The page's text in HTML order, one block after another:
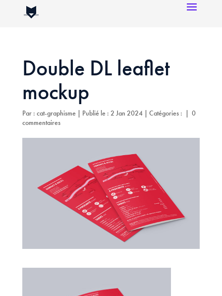
Double DL leaflet
mockup
Par : cat-graphisme | Publié le : 2 Jan 2024 | Catégories : | 0
commentaires